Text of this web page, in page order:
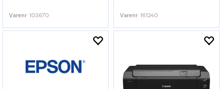
Varenr 103670 Varenr 161240